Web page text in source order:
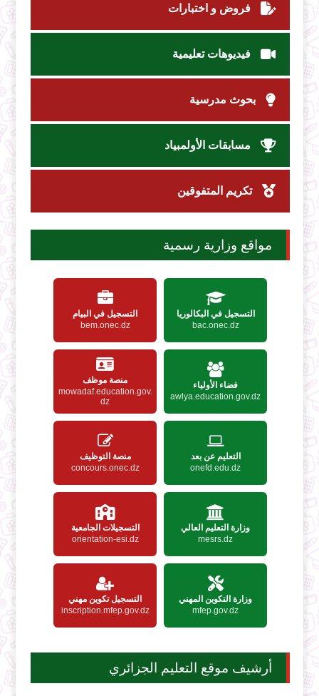
فروض و اختبارات
فيديوهات تعليمية
بحوث مدرسية
مسابقات الأولمبياد
تكريم المتفوقين
مواقع وزارية رسمية
التسجيل في البكالوريا
bac.onec.dz
التسجيل في البيام
bem.onec.dz
فضاء الأولياء
awlya.education.gov.dz
منصة موظف
mowadaf.education.gov.
dz
التعليم عن بعد
onefd.edu.dz
منصة التوظيف
concours.onec.dz
وزارة التعليم العالي
mesrs.dz
التسجيلات الجامعية
orientation-esi.dz
وزارة التكوين المهني
mfep.gov.dz
التسجيل تكوين مهني
inscription.mfep.gov.dz
أرشيف موقع التعليم الجزائري